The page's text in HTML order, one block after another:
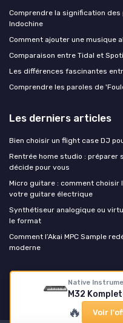
Native
M32
🔥 Voir
Comprendre la signification
Indochine
Comment ajouter une musique
Comparaison entre Tidal et
Les différences fascinantes
Comprendre les paroles de
Les derniers articles
Bien choisir un flight case DJ
Rentrée home studio : préparer
décide pour vous
Micro guitare : comment choisir
votre guitare électrique
Synthétiseur analogique ou
le format
Comment l’Akai MPC Sample
moderne
Music Insiders